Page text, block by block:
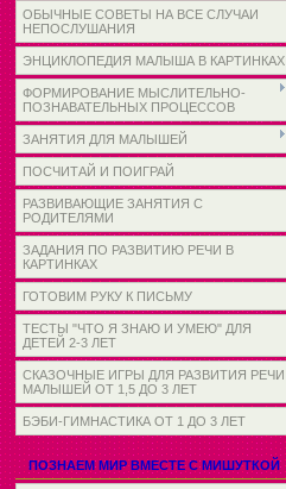
ОБЫЧНЫЕ СОВЕТЫ НА ВСЕ СЛУЧАИ
НЕПОСЛУШАНИЯ
ЭНЦИКЛОПЕДИЯ МАЛЫША В КАРТИНКАХ
ФОРМИРОВАНИЕ МЫСЛИТЕЛЬНО-
ПОЗНАВАТЕЛЬНЫХ ПРОЦЕССОВ
ЗАНЯТИЯ ДЛЯ МАЛЫШЕЙ
ПОСЧИТАЙ И ПОИГРАЙ
РАЗВИВАЮЩИЕ ЗАНЯТИЯ С
РОДИТЕЛЯМИ
ЗАДАНИЯ ПО РАЗВИТИЮ РЕЧИ В
КАРТИНКАХ
ГОТОВИМ РУКУ К ПИСЬМУ
ТЕСТЫ "ЧТО Я ЗНАЮ И УМЕЮ" ДЛЯ
ДЕТЕЙ 2-3 ЛЕТ
СКАЗОЧНЫЕ ИГРЫ ДЛЯ РАЗВИТИЯ РЕЧИ
МАЛЫШЕЙ ОТ 1,5 ДО 3 ЛЕТ
БЭБИ-ГИМНАСТИКА ОТ 1 ДО 3 ЛЕТ
ПОЗНАЕМ МИР ВМЕСТЕ С МИШУТКОЙ